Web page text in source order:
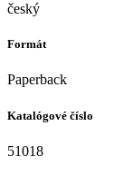
český
Formát
Paperback
Katalógové číslo
51018